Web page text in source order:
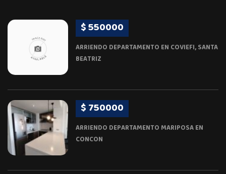
$ 550000
ARRIENDO DEPARTAMENTO EN COVIEFI, SANTA
BEATRIZ
$ 750000
ARRIENDO DEPARTAMENTO MARIPOSA EN
CONCON